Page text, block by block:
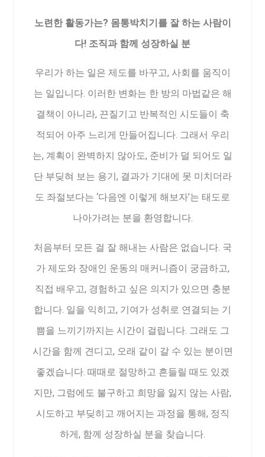
노련한 활동가는? 몸통박치기를 잘 하는 사람이
다! 조직과 함께 성장하실 분
우리가 하는 일은 제도를 바꾸고, 사회를 움직이
는 일입니다. 이러한 변화는 한 방의 마법같은 해
결책이 아니라, 끈질기고 반복적인 시도들이 축
적되어 아주 느리게 만들어집니다. 그래서 우리
는, 계획이 완벽하지 않아도, 준비가 덜 되어도 일
단 부딪혀 보는 용기, 결과가 기대에 못 미치더라
도 좌절보다는 ‘다음엔 이렇게 해보자’는 태도로
나아가려는 분을 환영합니다.
처음부터 모든 걸 잘 해내는 사람은 없습니다. 국
가 제도와 장애인 운동의 매커니즘이 궁금하고,
직접 배우고, 경험하고 싶은 의지가 있으면 충분
합니다. 일을 익히고, 기여가 성취로 연결되는 기
쁨을 느끼기까지는 시간이 걸립니다. 그래도 그
시간을 함께 견디고, 오래 같이 갈 수 있는 분이면
좋겠습니다. 때때로 절망하고 흔들릴 때도 있겠
지만, 그럼에도 불구하고 희망을 잃지 않는 사람,
시도하고 부딪히고 깨어지는 과정을 통해, 정직
하게, 함께 성장하실 분을 찾습니다.